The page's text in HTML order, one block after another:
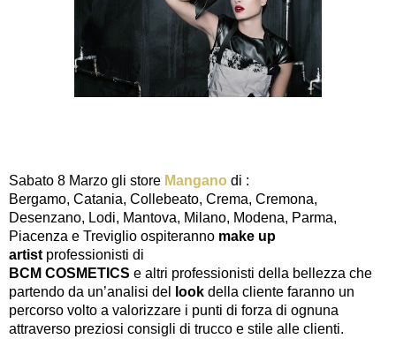
Sabato 8 Marzo gli store Mangano di :
Bergamo, Catania, Collebeato, Crema, Cremona,
Desenzano, Lodi, Mantova, Milano, Modena, Parma,
Piacenza e Treviglio ospiteranno make up
artist professionisti di
BCM COSMETICS e altri professionisti della bellezza che
partendo da un’analisi del look della cliente faranno un
percorso volto a valorizzare i punti di forza di ognuna
attraverso preziosi consigli di trucco e stile alle clienti.